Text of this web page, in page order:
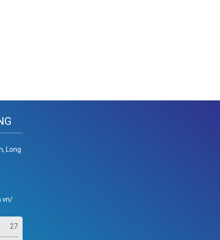
Long
27